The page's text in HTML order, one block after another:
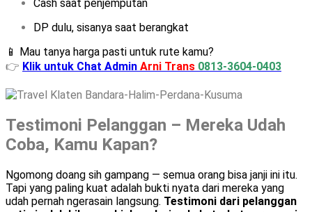
Cash saat penjemputan
DP dulu, sisanya saat berangkat
📱 Mau tanya harga pasti untuk rute kamu?
👉 Klik untuk Chat Admin Arni Trans 0813-3604-0403
Testimoni Pelanggan – Mereka Udah
Coba, Kamu Kapan?
Ngomong doang sih gampang — semua orang bisa janji ini itu.
Tapi yang paling kuat adalah bukti nyata dari mereka yang
udah pernah ngerasain langsung. Testimoni dari pelanggan